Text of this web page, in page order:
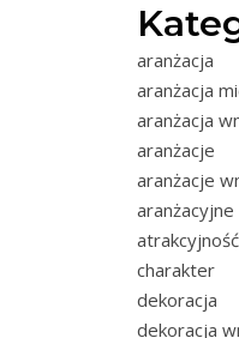
aranżacja
aranżacja
aranżacja
aranżacje
aranżacje
aranżacyjne
atrakcyjność
charakter
dekoracja
dekoracja